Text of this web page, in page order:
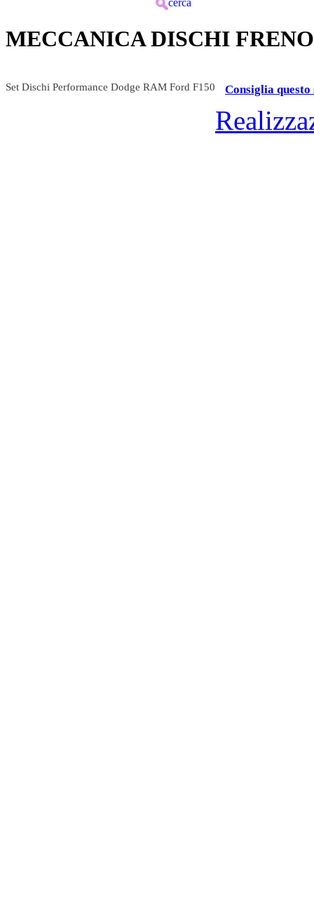
cerca
MECCANICA DISCHI FRENO
Set Dischi Performance Dodge RAM Ford F150 Consiglia